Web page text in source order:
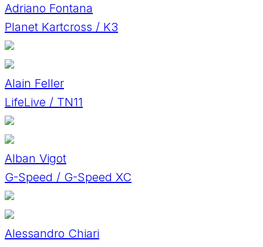
Adriano Fontana
Planet Kartcross / K3
Alain Feller
LifeLive / TN11
Alban Vigot
G-Speed / G-Speed XC
Alessandro Chiari